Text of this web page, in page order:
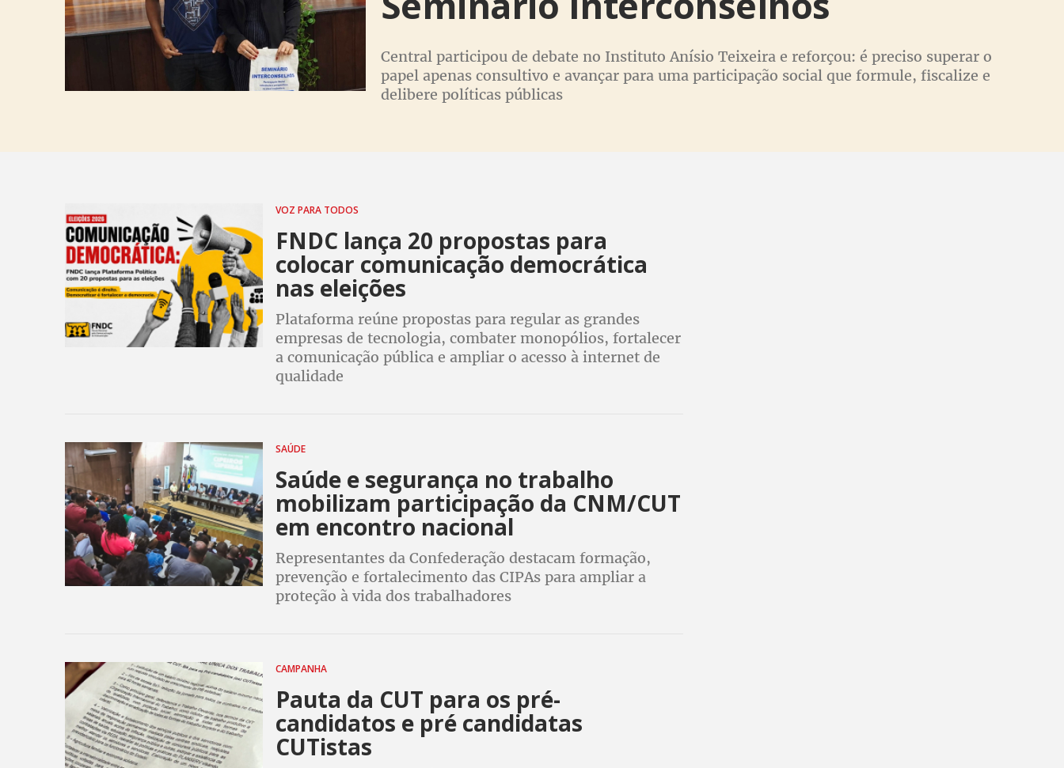
Central participou de debate no Instituto Anísio Teixeira e reforçou: é preciso superar o
papel apenas consultivo e avançar para uma participação social que formule, fiscalize e
delibere políticas públicas
VOZ PARA TODOS
FNDC lança 20 propostas para
colocar comunicação democrática
nas eleições
Plataforma reúne propostas para regular as grandes
empresas de tecnologia, combater monopólios, fortalecer
a comunicação pública e ampliar o acesso à internet de
qualidade
SAÚDE
Saúde e segurança no trabalho
mobilizam participação da CNM/CUT
em encontro nacional
Representantes da Confederação destacam formação,
prevenção e fortalecimento das CIPAs para ampliar a
proteção à vida dos trabalhadores
CAMPANHA
Pauta da CUT para os pré-
candidatos e pré candidatas
CUTistas